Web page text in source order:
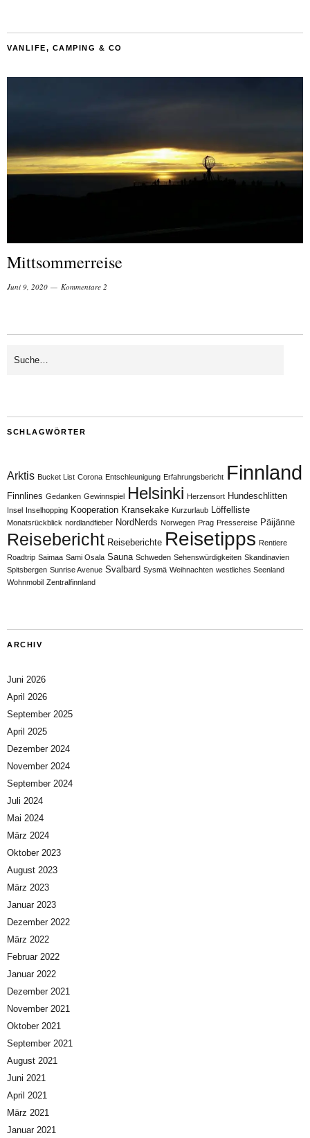
VANLIFE, CAMPING & CO
Mittsommerreise
Juni 9, 2020 Kommentare 2
SCHLAGWÖRTER
Arktis Bucket List Corona Entschleunigung Erfahrungsbericht Finnland
Finnlines Gedanken Gewinnspiel Helsinki Herzensort Hundeschlitten
Insel Inselhopping Kooperation Kransekake Kurzurlaub Löffelliste
Monatsrückblick nordlandfieber NordNerds Norwegen Prag Pressereise Päijänne
Reisebericht Reiseberichte Reisetipps Rentiere
Roadtrip Saimaa Sami Osala Sauna Schweden Sehenswürdigkeiten Skandinavien
Spitsbergen Sunrise Avenue Svalbard Sysmä Weihnachten westliches Seenland
Wohnmobil Zentralfinnland
ARCHIV
Juni 2026
April 2026
September 2025
April 2025
Dezember 2024
November 2024
September 2024
Juli 2024
Mai 2024
März 2024
Oktober 2023
August 2023
März 2023
Januar 2023
Dezember 2022
März 2022
Februar 2022
Januar 2022
Dezember 2021
November 2021
Oktober 2021
September 2021
August 2021
Juni 2021
April 2021
März 2021
Januar 2021